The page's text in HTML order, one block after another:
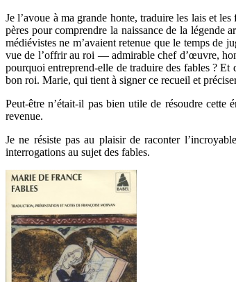
Je l’avoue à ma grande honte, traduire les lais et
pères pour comprendre la naissance de la légende
médiévistes ne m’avaient retenue que le temps de
vue de l’offrir au roi — admirable chef d’œuvre,
pourquoi entreprend-elle de traduire des fables ?
bon roi. Marie, qui tient à signer ce recueil et
Peut-être n’était-il pas bien utile de résoudre cette
revenue.
Je ne résiste pas au plaisir de raconter
interrogations au sujet des fables.